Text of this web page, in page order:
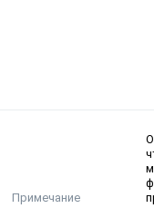
Примечание